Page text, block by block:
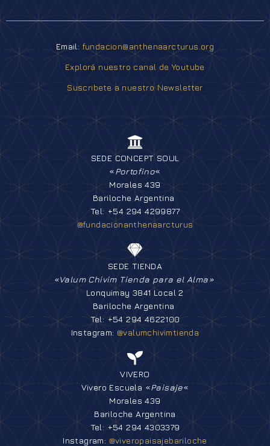
Email: fundacion@anthenaarcturus.org
Explorá nuestro canal de Youtube
Suscribete a nuestro Newsletter
SEDE CONCEPT SOUL
«Portofino«
Morales 439
Bariloche Argentina
Tel: +54 294 4299877
@fundacionanthenaarcturus
SEDE TIENDA
«Valum Chivim Tienda para el Alma»
Lonquimay 3841 Local 2
Bariloche Argentina
Tel: +54 294 4622100
Instagram: @valumchivimtienda
VIVERO
Vivero Escuela «Paisaje«
Morales 439
Bariloche Argentina
Tel: +54 294 4303379
Instagram: @viveropaisajebariloche